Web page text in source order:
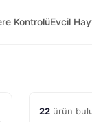
KontrolüEvcil
22 ürün